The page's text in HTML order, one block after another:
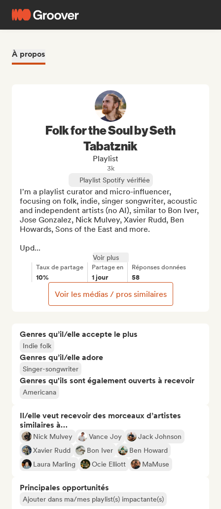
À propos
Genres qu’il/elle accepte le plus
Indie folk
Genres qu’il/elle adore
Singer-songwriter
Genres qu'ils sont également ouverts à recevoir
Americana
Il/elle veut recevoir des morceaux d’artistes
similaires à…
Nick Mulvey Vance Joy
Jack Johnson
Xavier Rudd
Bon Iver
Ben Howard
Laura Marling
Ocie Elliott MaMuse
Principales opportunités
Ajouter dans ma/mes playlist(s) impactante(s)
Folk for the Soul by Seth
Tabatznik
Playlist
3k
Playlist Spotify vérifiée
I'm a playlist curator and micro-influencer,
focusing on folk, indie, singer songwriter, acoustic
and independent artists (no AI), similar to Bon Iver,
Jose Gonzalez, Nick Mulvey, Xavier Rudd, Ben
Howards, Sons of the East and more.
Upd...
Voir plus
Taux de partage
10%
Partage en
1 jour
Réponses données
58
Voir les médias / pros similaires